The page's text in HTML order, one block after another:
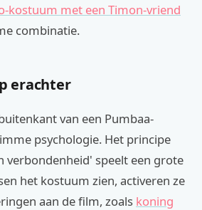
kostuum met een Timon-vriend
combinatie.
erachter
van een Pumbaa-
psychologie. Het principe
verbondenheid' speelt een grote
het kostuum zien, activeren ze
aan de film, zoals koning